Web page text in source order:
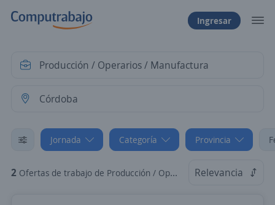
Ingresar
Jornada Categoría Provincia
2 Ofertas de trabajo de Producción / Operarios / Manufactura Jornada reducida en Córdoba, Córdoba Relevancia